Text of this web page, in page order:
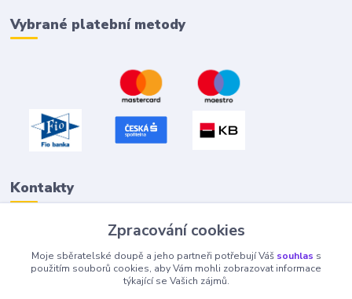
Vybrané platební metody
Kontakty
info@tivan.cz
Zpracování cookies
Moje sběratelské doupě a jeho partneři potřebují Váš souhlas s
použitím souborů cookies, aby Vám mohli zobrazovat informace
týkající se Vašich zájmů.